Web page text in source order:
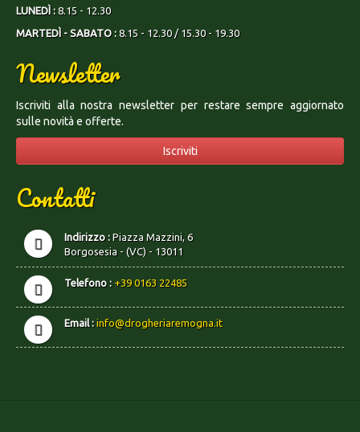
LUNEDÌ :8.15 - 12.30
MARTEDÌ - SABATO :8.15 - 12.30 / 15.30 - 19.30
Newsletter
Iscriviti alla nostra newsletter per restare sempre aggiornato
sulle novità e offerte.
Iscriviti
Contatti
Indirizzo :Piazza Mazzini, 6
Borgosesia - (VC) - 13011
Telefono : +39 0163 22485
Email :info@drogheriaremogna.it